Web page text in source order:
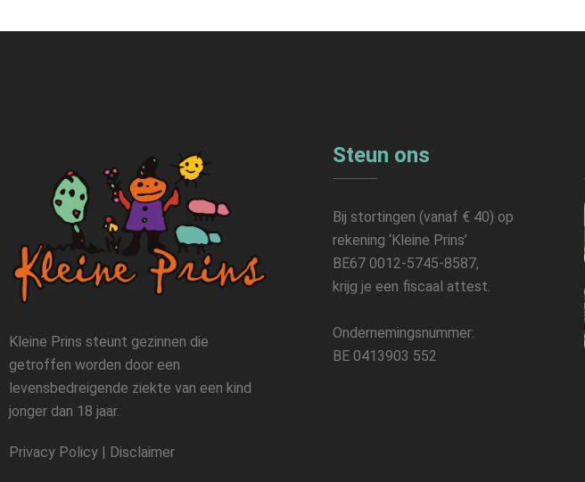
Kleine Prins steunt gezinnen die
getroffen worden door een
levensbedreigende ziekte van een kind
jonger dan 18 jaar.
Privacy Policy | Disclaimer
Steun ons
Bij stortingen (vanaf € 40) op
rekening ‘Kleine Prins’
BE67 0012-5745-8587,
krijg je een fiscaal attest.
Ondernemingsnummer:
BE 0413903 552